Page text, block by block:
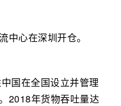
中心在深圳开仓。
国在全国设立并管理
2018年货物吞吐量达